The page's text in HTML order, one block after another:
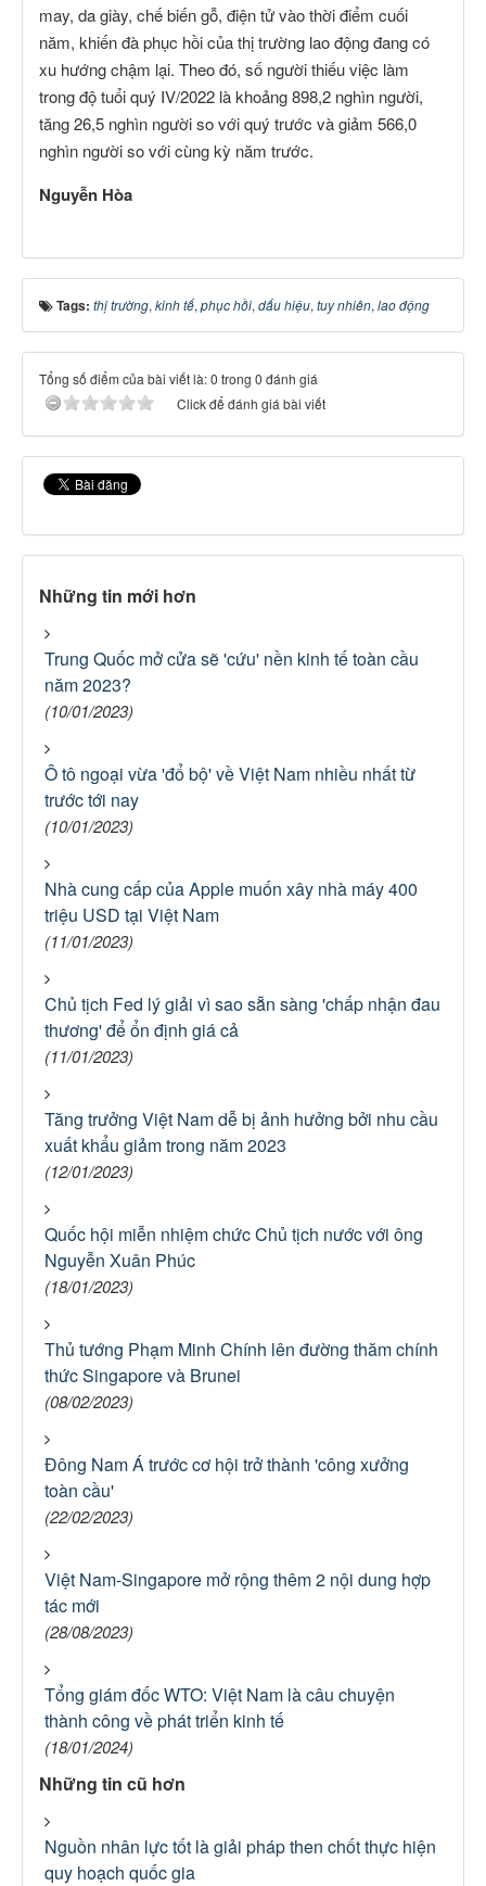
may, da giày, chế biến gỗ, điện tử vào thời điểm cuối
năm, khiến đà phục hồi của thị trường lao động đang có
xu hướng chậm lại. Theo đó, số người thiếu việc làm
trong độ tuổi quý IV/2022 là khoảng 898,2 nghìn người,
tăng 26,5 nghìn người so với quý trước và giảm 566,0
nghìn người so với cùng kỳ năm trước.
Nguyễn Hòa
Tags: thị trường, kinh tế, phục hồi, dấu hiệu, tuy nhiên, lao động
Tổng số điểm của bài viết là: 0 trong 0 đánh giá
Click để đánh giá bài viết
Những tin mới hơn
Trung Quốc mở cửa sẽ 'cứu' nền kinh tế toàn cầu
năm 2023?
(10/01/2023)
Ô tô ngoại vừa 'đổ bộ' về Việt Nam nhiều nhất từ
trước tới nay
(10/01/2023)
Nhà cung cấp của Apple muốn xây nhà máy 400
triệu USD tại Việt Nam
(11/01/2023)
Chủ tịch Fed lý giải vì sao sẵn sàng 'chấp nhận đau
thương' để ổn định giá cả
(11/01/2023)
Tăng trưởng Việt Nam dễ bị ảnh hưởng bởi nhu cầu
xuất khẩu giảm trong năm 2023
(12/01/2023)
Quốc hội miễn nhiệm chức Chủ tịch nước với ông
Nguyễn Xuân Phúc
(18/01/2023)
Thủ tướng Phạm Minh Chính lên đường thăm chính
thức Singapore và Brunei
(08/02/2023)
Đông Nam Á trước cơ hội trở thành 'công xưởng
toàn cầu'
(22/02/2023)
Việt Nam-Singapore mở rộng thêm 2 nội dung hợp
tác mới
(28/08/2023)
Tổng giám đốc WTO: Việt Nam là câu chuyện
thành công về phát triển kinh tế
(18/01/2024)
Những tin cũ hơn
Nguồn nhân lực tốt là giải pháp then chốt thực hiện
quy hoạch quốc gia